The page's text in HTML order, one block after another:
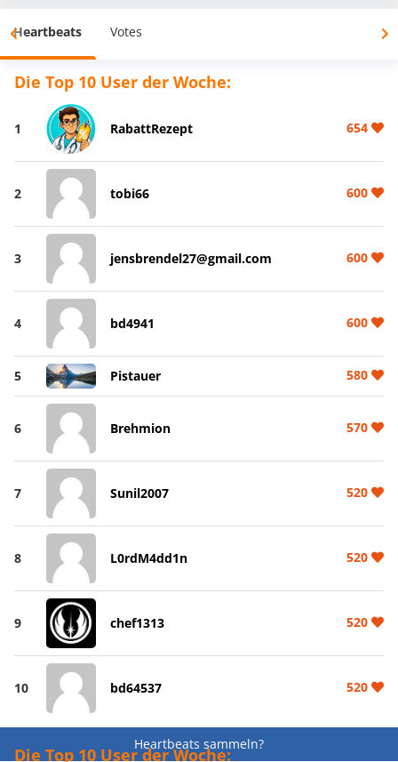
Heartbeats Votes
Die Top 10 User der Woche:
1 RabattRezept 654
2 tobi66 600
3 jensbrendel27@gmail.com 600
4 bd4941 600
5 Pistauer 580
6 Brehmion 570
7 Sunil2007 520
8 L0rdM4dd1n 520
9 chef1313 520
10 bd64537 520
Heartbeats sammeln?
Die Top 10 User der Woche: